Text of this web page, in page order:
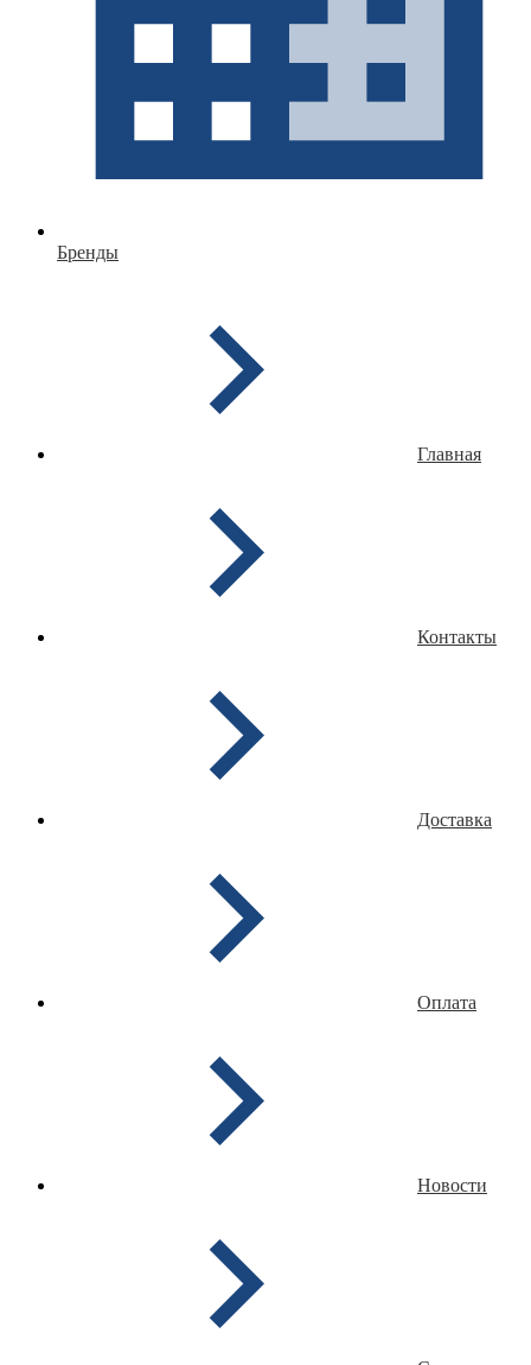
Бренды
Главная
Контакты
Доставка
Оплата
Новости